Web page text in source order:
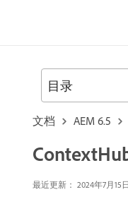
文档 AEM 6.5
最近更新： 2024年7月15日
目录